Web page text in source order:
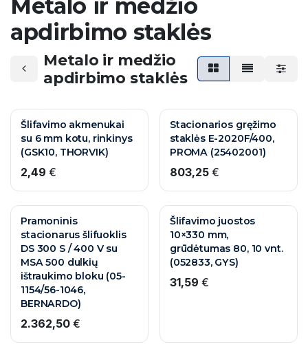
Metalo ir medžio
apdirbimo staklės
Metalo ir medžio
apdirbimo staklės
Šlifavimo akmenukai
su 6 mm kotu, rinkinys
(GSK10, THORVIK)
2,49 €
Stacionarios gręžimo
staklės E-2020F/400,
PROMA (25402001)
803,25€
Pramoninis
stacionarus šlifuoklis
DS 300 S / 400 V su
MSA 500 dulkių
ištraukimo bloku (05-
1154/56-1046,
BERNARDO)
2.362,50 €
Šlifavimo juostos
10×330 mm,
grūdėtumas 80, 10 vnt.
(052833, GYS)
31,59 €